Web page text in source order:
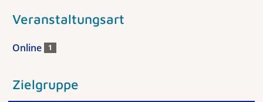
Veranstaltungsart
Online 1
Zielgruppe